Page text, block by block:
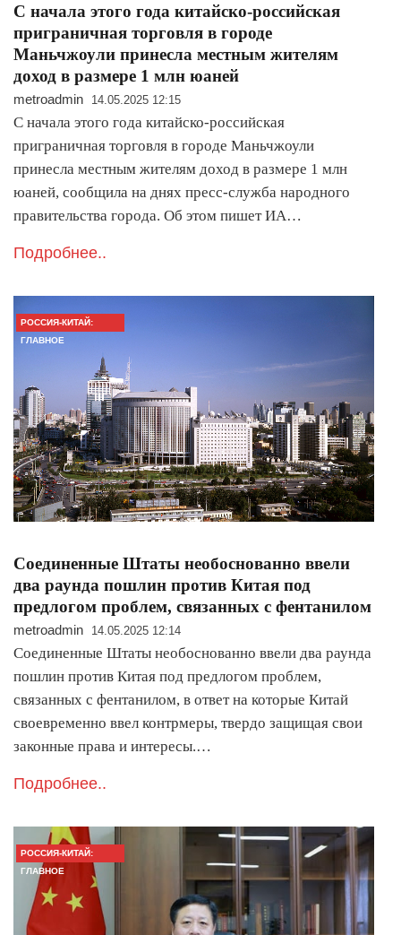
С начала этого года китайско-российская
приграничная торговля в городе
Маньчжоули принесла местным жителям
доход в размере 1 млн юаней
metroadmin 14.05.2025 12:15
С начала этого года китайско-российская
приграничная торговля в городе Маньчжоули
принесла местным жителям доход в размере 1 млн
юаней, сообщила на днях пресс-служба народного
правительства города. Об этом пишет ИА…
Подробнее..
РОССИЯ-КИТАЙ:
ГЛАВНОЕ
Соединенные Штаты необоснованно ввели
два раунда пошлин против Китая под
предлогом проблем, связанных с фентанилом
metroadmin 14.05.2025 12:14
Соединенные Штаты необоснованно ввели два раунда
пошлин против Китая под предлогом проблем,
связанных с фентанилом, в ответ на которые Китай
своевременно ввел контрмеры, твердо защищая свои
законные права и интересы.…
Подробнее..
РОССИЯ-КИТАЙ:
ГЛАВНОЕ